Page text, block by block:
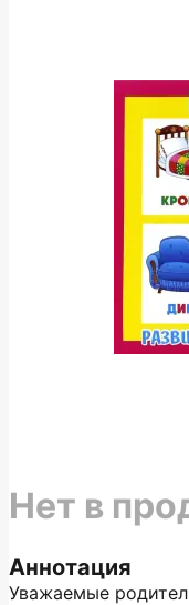
Аннотация
Уважаемые
Нет в